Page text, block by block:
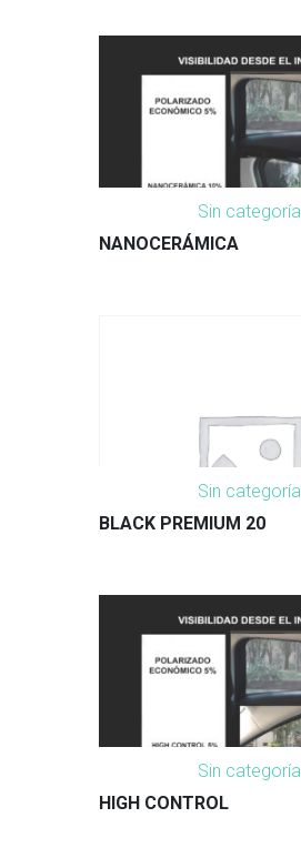
Sin categoría
NANOCERÁMICA
Sin categoría
BLACK PREMIUM 20
Sin categoría
HIGH CONTROL